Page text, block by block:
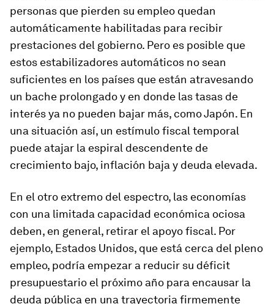
personas que pierden su empleo quedan
automáticamente habilitadas para recibir
prestaciones del gobierno. Pero es posible que
estos estabilizadores automáticos no sean
suficientes en los países que están atravesando
un bache prolongado y en donde las tasas de
interés ya no pueden bajar más, como Japón. En
una situación así, un estímulo fiscal temporal
puede atajar la espiral descendente de
crecimiento bajo, inflación baja y deuda elevada.
En el otro extremo del espectro, las economías
con una limitada capacidad económica ociosa
deben, en general, retirar el apoyo fiscal. Por
ejemplo, Estados Unidos, que está cerca del pleno
empleo, podría empezar a reducir su déficit
presupuestario el próximo año para encausar la
deuda pública en una trayectoria firmemente